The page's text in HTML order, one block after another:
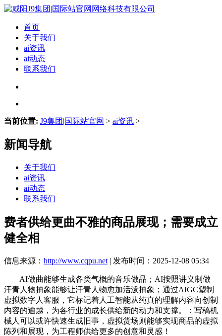
首页
关于我们
ai资讯
ai动态
联系我们
当前位置: J9集团|国际站官网 > ai资讯 >
新闻导航
关于我们
ai资讯
ai动态
联系我们
费者供给更曲不雅的商品展现；需要成立
健全相
信息来源： http://www.cqpu.net | 发布时间：2025-12-08 05:34
AI做曲能够生成各类气概的音乐做品；AI按照讲义制做
汗青人物抽象能够让汗青人物愈加活泼抽象；通过AIGC塑制
虚拟数字人客服，它标记着人工智能从纯真的理解内容向创制
内容的逾越，为各行业的成长供给新的动力和支撑。：写稿机
械人可以或许快速生成旧事，虚拟货场则能够实现商品的虚拟
陈列和展现，为工程师供给更多的创意和灵感！